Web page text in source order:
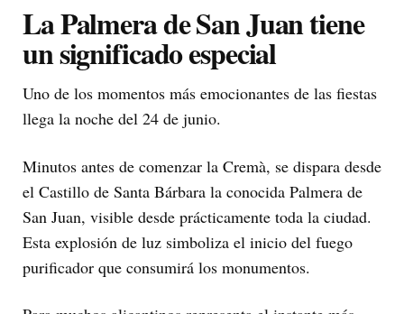
La Palmera de San Juan tiene
un significado especial
Uno de los momentos más emocionantes de las fiestas
llega la noche del 24 de junio.
Minutos antes de comenzar la Cremà, se dispara desde
el Castillo de Santa Bárbara la conocida Palmera de
San Juan, visible desde prácticamente toda la ciudad.
Esta explosión de luz simboliza el inicio del fuego
purificador que consumirá los monumentos.